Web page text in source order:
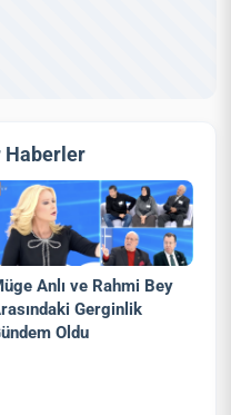
Haberler
Anlı ve Rahmi Bey
Gerginlik
Oldu